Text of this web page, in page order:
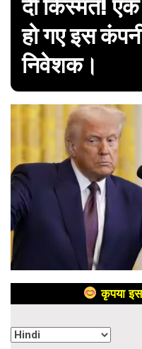
दी किस्मत! एक
हो गए इस
निवेशक।
कृपया